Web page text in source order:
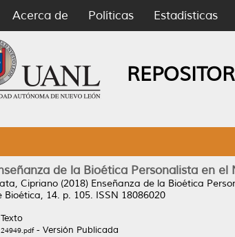
Acerca de Políticas Estadísticas
de la Bioética Personalista en
Cipriano (2018) Enseñanza de la Bioética
Bioética, 14. p. 105. ISSN 18086020
Texto
24949.pdf- Versión Publicada